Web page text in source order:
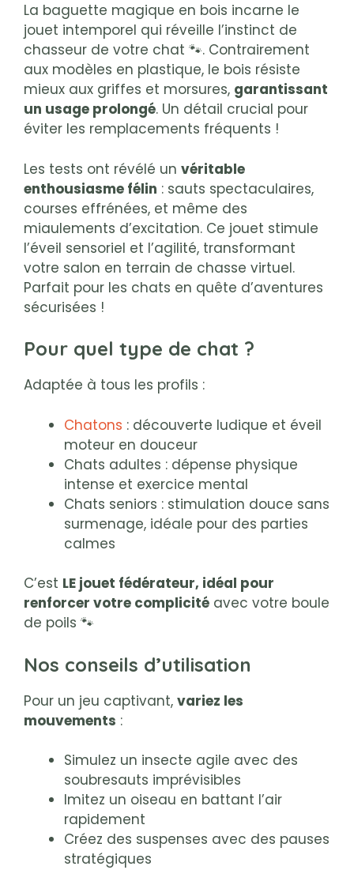
La baguette magique en bois incarne le
jouet intemporel qui réveille l’instinct de
chasseur de votre chat 🐾. Contrairement
aux modèles en plastique, le bois résiste
mieux aux griffes et morsures, garantissant
un usage prolongé. Un détail crucial pour
éviter les remplacements fréquents !
Les tests ont révélé un véritable
enthousiasme félin : sauts spectaculaires,
courses effrénées, et même des
miaulements d’excitation. Ce jouet stimule
l’éveil sensoriel et l’agilité, transformant
votre salon en terrain de chasse virtuel.
Parfait pour les chats en quête d’aventures
sécurisées !
Pour quel type de chat ?
Adaptée à tous les profils :
Chatons : découverte ludique et éveil
moteur en douceur
Chats adultes : dépense physique
intense et exercice mental
Chats seniors : stimulation douce sans
surmenage, idéale pour des parties
calmes
C’est LE jouet fédérateur, idéal pour
renforcer votre complicité avec votre boule
de poils 🐾
Nos conseils d’utilisation
Pour un jeu captivant, variez les
mouvements :
Simulez un insecte agile avec des
soubresauts imprévisibles
Imitez un oiseau en battant l’air
rapidement
Créez des suspenses avec des pauses
stratégiques